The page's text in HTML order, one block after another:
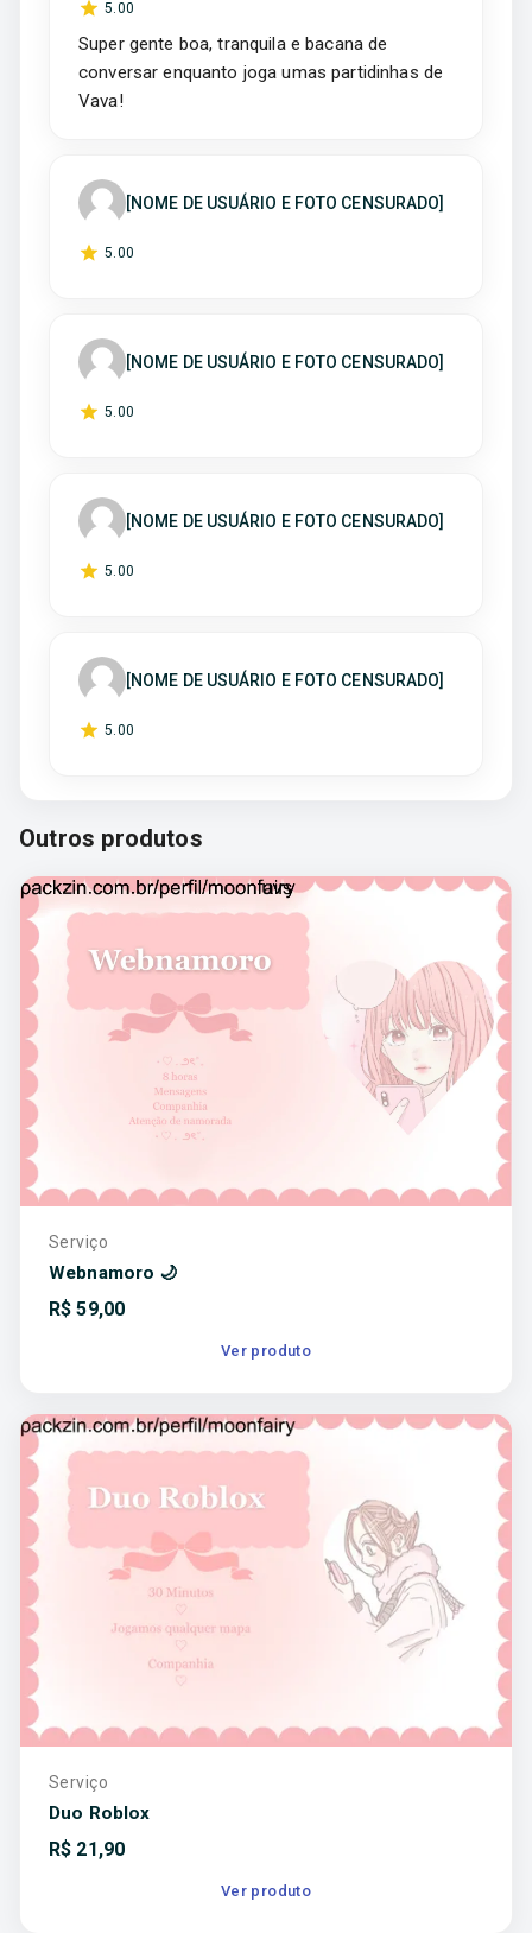
5.00
Super gente boa, tranquila e bacana de
conversar enquanto joga umas partidinhas de
[NOME DE USUÁRIO E FOTO CENSURADO]
5.00
[NOME DE USUÁRIO E FOTO CENSURADO]
5.00
[NOME DE USUÁRIO E FOTO CENSURADO]
5.00
[NOME DE USUÁRIO E FOTO CENSURADO]
5.00
Outros produtos
Serviço
Webnamoro 🌙
R$59,00
Ver produto
Serviço
Duo Roblox
R$ 21,90
Ver produto